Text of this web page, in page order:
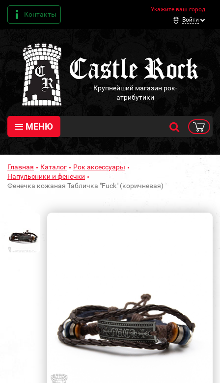
Контакты
Укажите ваш город
Войти
Крупнейший магазин рок-
атрибутики
МЕНЮ
Главная Каталог
Рок аксессуары
Напульсники и фенечки
Фенечка кожаная Табличка "Fuck" (коричневая)